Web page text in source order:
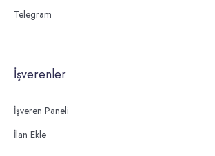
Telegram
İşverenler
İşveren Paneli
İlan Ekle